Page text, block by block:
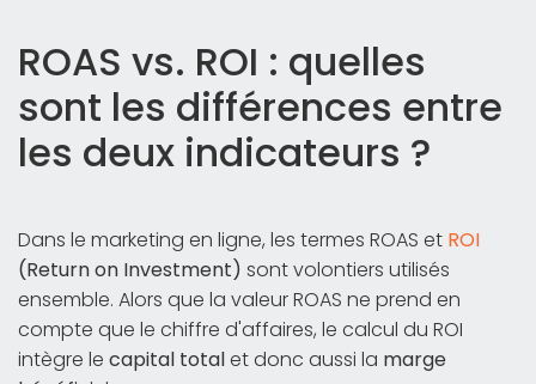
ROAS vs. ROI : quelles
sont les différences entre
les deux indicateurs ?
Dans le marketing en ligne, les termes ROAS et ROI
(Return on Investment) sont volontiers utilisés
ensemble. Alors que la valeur ROAS ne prend en
compte que le chiffre d'affaires, le calcul du ROI
intègre le capital totalet donc aussi la marge